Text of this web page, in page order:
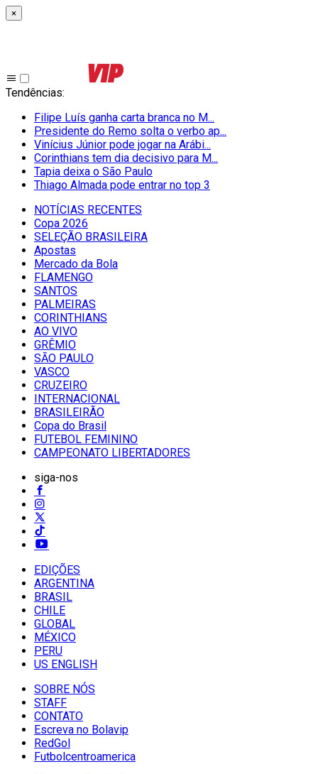
×
Tendências:
Filipe Luís ganha carta branca no M...
Presidente do Remo solta o verbo ap...
Vinícius Júnior pode jogar na Arábi...
Corinthians tem dia decisivo para M...
Tapia deixa o São Paulo
Thiago Almada pode entrar no top 3
NOTÍCIAS RECENTES
Copa 2026
SELEÇÃO BRASILEIRA
Apostas
Mercado da Bola
FLAMENGO
SANTOS
PALMEIRAS
CORINTHIANS
AO VIVO
GRÊMIO
SĀO PAULO
VASCO
CRUZEIRO
INTERNACIONAL
BRASILEIRÃO
Copa do Brasil
FUTEBOL FEMININO
CAMPEONATO LIBERTADORES
siga-nos
EDIÇÕES
ARGENTINA
BRASIL
CHILE
GLOBAL
MÉXICO
PERU
US ENGLISH
SOBRE NÓS
STAFF
CONTATO
Escreva no Bolavip
RedGol
Futbolcentroamerica